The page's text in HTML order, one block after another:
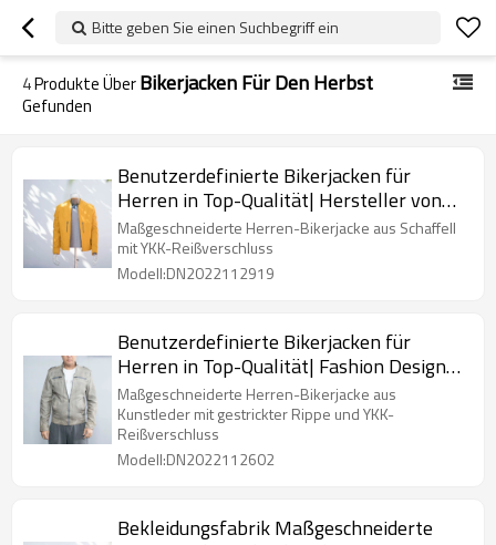
Bitte geben Sie einen Suchbegriff ein
4Produkte ÜberBikerjacken Für Den Herbst
Gefunden
Benutzerdefinierte Bikerjacken für
Herren in Top-Qualität| Hersteller von
Modedesign-Bikerjacken
Maßgeschneiderte Herren-Bikerjacke aus Schaffell
mit YKK-Reißverschluss
Modell:DN2022112919
Benutzerdefinierte Bikerjacken für
Herren in Top-Qualität| Fashion Design
Bikerjacke
Maßgeschneiderte Herren-Bikerjacke aus
Kunstleder mit gestrickter Rippe und YKK-
Reißverschluss
Modell:DN2022112602
Bekleidungsfabrik Maßgeschneiderte